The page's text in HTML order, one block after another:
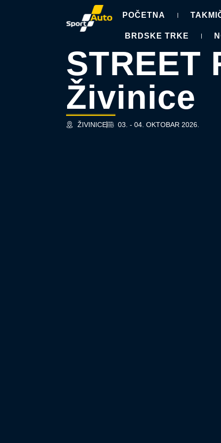
POČETNA
BRDSKE TRKE
STREET
Živinice
ŽIVINICE 03. - 04. OKTOBAR 2026.